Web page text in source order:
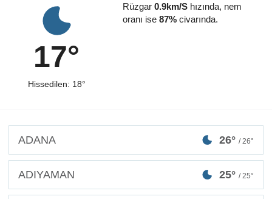
17°
Hissedilen: 18°
Rüzgar 0.9km/Shızında, nem
oranı ise 87%civarında.
ADANA 26° / 26°
ADIYAMAN 25° / 25°